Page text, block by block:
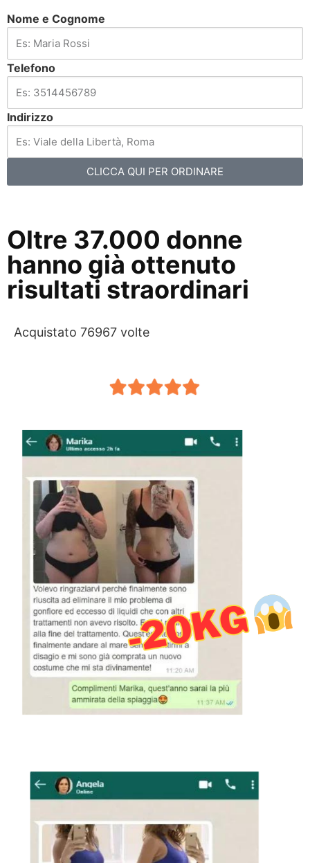
Nome e Cognome
Telefono
Indirizzo
CLICCA QUI PER ORDINARE
Oltre 37.000 donne
hanno già ottenuto
risultati straordinari
Acquistato 76967 volte